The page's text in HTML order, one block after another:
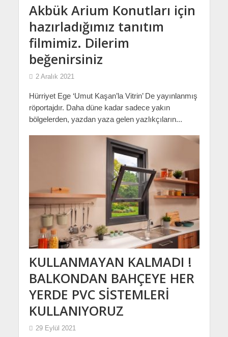
Akbük Arium Konutları için
hazırladığımız tanıtım
filmimiz. Dilerim
beğenirsiniz
2 Aralık 2021
Hürriyet Ege ‘Umut Kaşan’la Vitrin’ De yayınlanmış
röportajdır. Daha düne kadar sadece yakın
bölgelerden, yazdan yaza gelen yazlıkçıların...
KULLANMAYAN KALMADI !
BALKONDAN BAHÇEYE HER
YERDE PVC SİSTEMLERİ
KULLANIYORUZ
29 Eylül 2021